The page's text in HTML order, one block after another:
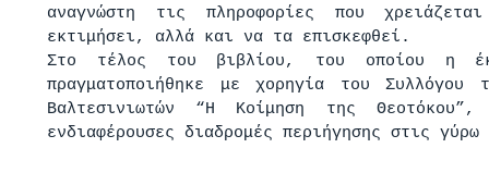
αναγνώστη τις πληροφορίες που
εκτιμήσει, αλλά και να τα επισκεφθεί.
Στο τέλος του βιβλίου, του οποίου η
πραγματοποιήθηκε με χορηγία του Συλλόγου
Βαλτεσινιωτών “Η Κοίμηση της Θεοτόκου”,
ενδιαφέρουσες διαδρομές περιήγησης στις γύρω